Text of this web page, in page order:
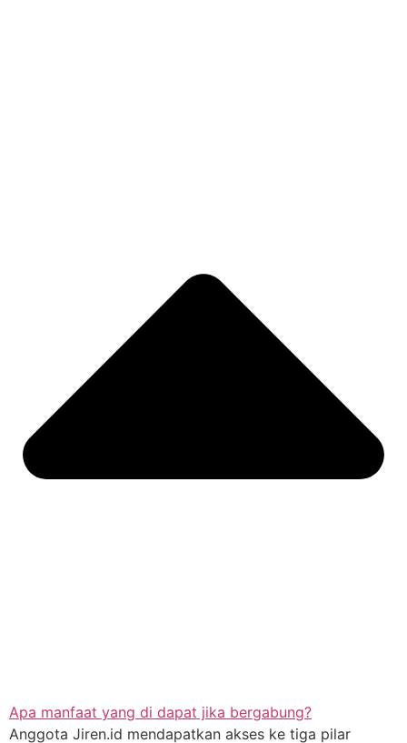
Apa manfaat yang di dapat jika bergabung?
Anggota Jiren.id mendapatkan akses ke tiga pilar